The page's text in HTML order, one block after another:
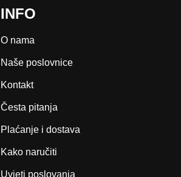
INFO
O nama
Naše poslovnice
Kontakt
Česta pitanja
Plaćanje i dostava
Kako naručiti
Uvjeti poslovanja